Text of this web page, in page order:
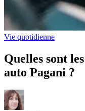
Vie quotidienne
Quelles sont
auto Pagani ?